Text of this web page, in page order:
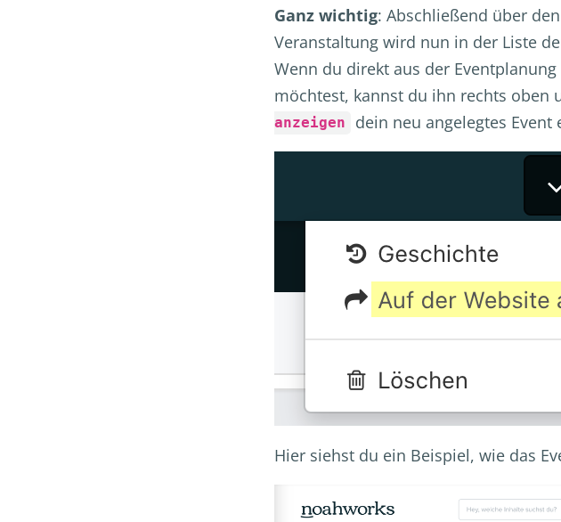
Ganz wichtig: Abschließend über
Veranstaltung wird nun in der Liste
Wenn du direkt aus der
möchtest, kannst du ihn rechts oben
anzeigen
dein neu angelegtes Event
Hier siehst du ein Beispiel, wie das